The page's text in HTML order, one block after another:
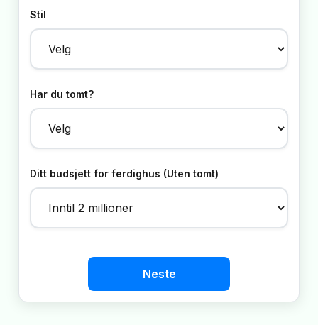
Stil
Har du tomt?
Ditt budsjett for ferdighus (Uten tomt)
Neste